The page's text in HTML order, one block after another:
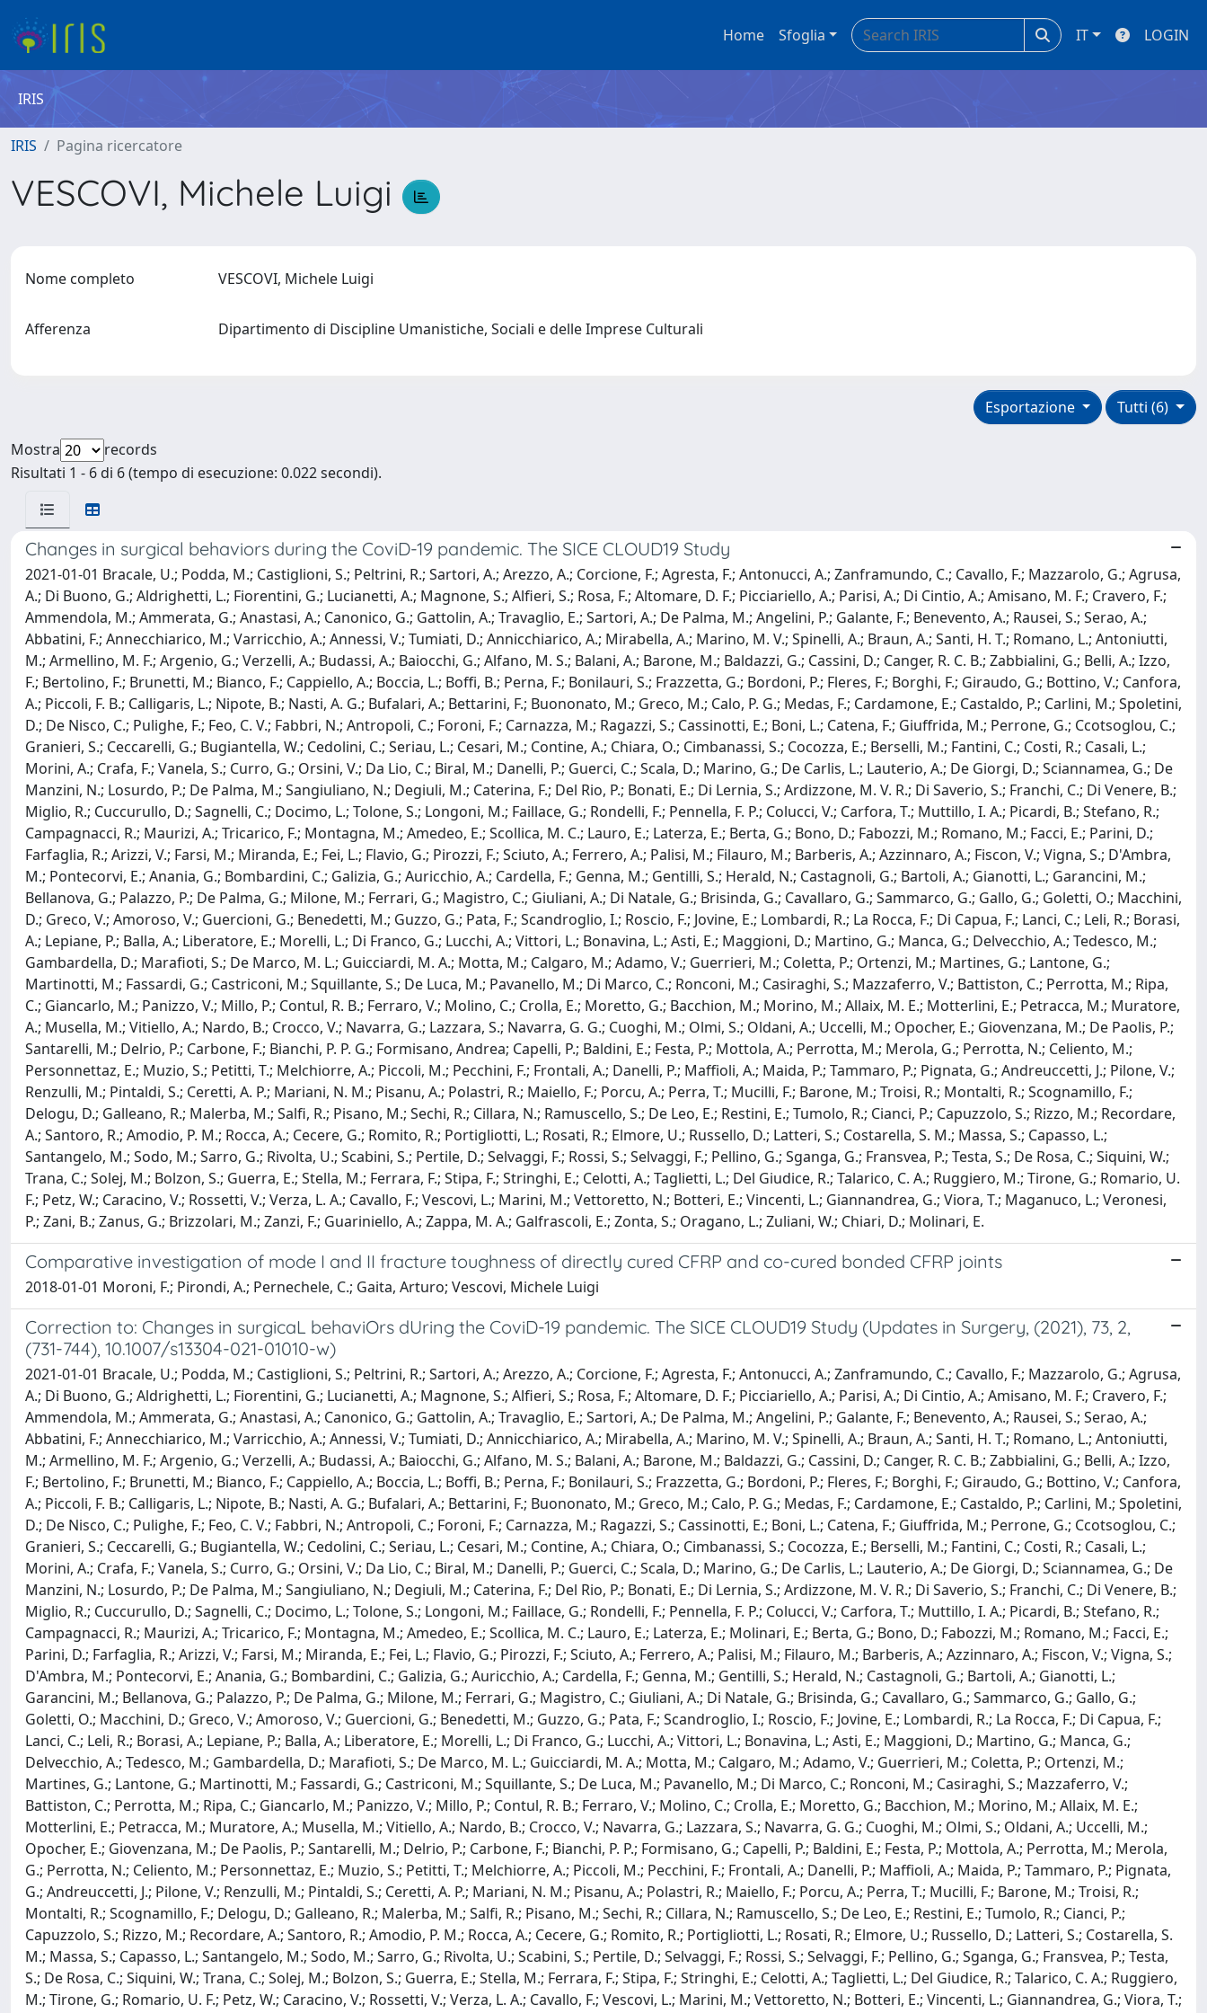
Home Sfoglia IT LOGIN
IRIS
IRIS Pagina ricercatore
VESCOVI, Michele Luigi
Nome completo VESCOVI, Michele Luigi
Afferenza Dipartimento di Discipline Umanistiche, Sociali e delle Imprese Culturali
Tutti (6)
Esportazione
Mostra
records
Risultati 1 - 6 di 6 (tempo di esecuzione: 0.022 secondi).
Changes in surgical behaviors during the CoviD-19 pandemic. The SICE CLOUD19 Study
2021-01-01 Bracale, U.; Podda, M.; Castiglioni, S.; Peltrini, R.; Sartori, A.; Arezzo, A.; Corcione, F.; Agresta, F.; Antonucci, A.; Zanframundo, C.; Cavallo, F.; Mazzarolo, G.; Agrusa,
A.; Di Buono, G.; Aldrighetti, L.; Fiorentini, G.; Lucianetti, A.; Magnone, S.; Alfieri, S.; Rosa, F.; Altomare, D. F.; Picciariello, A.; Parisi, A.; Di Cintio, A.; Amisano, M. F.; Cravero, F.;
Ammendola, M.; Ammerata, G.; Anastasi, A.; Canonico, G.; Gattolin, A.; Travaglio, E.; Sartori, A.; De Palma, M.; Angelini, P.; Galante, F.; Benevento, A.; Rausei, S.; Serao, A.;
Abbatini, F.; Annecchiarico, M.; Varricchio, A.; Annessi, V.; Tumiati, D.; Annicchiarico, A.; Mirabella, A.; Marino, M. V.; Spinelli, A.; Braun, A.; Santi, H. T.; Romano, L.; Antoniutti,
M.; Armellino, M. F.; Argenio, G.; Verzelli, A.; Budassi, A.; Baiocchi, G.; Alfano, M. S.; Balani, A.; Barone, M.; Baldazzi, G.; Cassini, D.; Canger, R. C. B.; Zabbialini, G.; Belli, A.; Izzo,
F.; Bertolino, F.; Brunetti, M.; Bianco, F.; Cappiello, A.; Boccia, L.; Boffi, B.; Perna, F.; Bonilauri, S.; Frazzetta, G.; Bordoni, P.; Fleres, F.; Borghi, F.; Giraudo, G.; Bottino, V.; Canfora,
A.; Piccoli, F. B.; Calligaris, L.; Nipote, B.; Nasti, A. G.; Bufalari, A.; Bettarini, F.; Buononato, M.; Greco, M.; Calo, P. G.; Medas, F.; Cardamone, E.; Castaldo, P.; Carlini, M.; Spoletini,
D.; De Nisco, C.; Pulighe, F.; Feo, C. V.; Fabbri, N.; Antropoli, C.; Foroni, F.; Carnazza, M.; Ragazzi, S.; Cassinotti, E.; Boni, L.; Catena, F.; Giuffrida, M.; Perrone, G.; Ccotsoglou, C.;
Granieri, S.; Ceccarelli, G.; Bugiantella, W.; Cedolini, C.; Seriau, L.; Cesari, M.; Contine, A.; Chiara, O.; Cimbanassi, S.; Cocozza, E.; Berselli, M.; Fantini, C.; Costi, R.; Casali, L.;
Morini, A.; Crafa, F.; Vanela, S.; Curro, G.; Orsini, V.; Da Lio, C.; Biral, M.; Danelli, P.; Guerci, C.; Scala, D.; Marino, G.; De Carlis, L.; Lauterio, A.; De Giorgi, D.; Sciannamea, G.; De
Manzini, N.; Losurdo, P.; De Palma, M.; Sangiuliano, N.; Degiuli, M.; Caterina, F.; Del Rio, P.; Bonati, E.; Di Lernia, S.; Ardizzone, M. V. R.; Di Saverio, S.; Franchi, C.; Di Venere, B.;
Miglio, R.; Cuccurullo, D.; Sagnelli, C.; Docimo, L.; Tolone, S.; Longoni, M.; Faillace, G.; Rondelli, F.; Pennella, F. P.; Colucci, V.; Carfora, T.; Muttillo, I. A.; Picardi, B.; Stefano, R.;
Campagnacci, R.; Maurizi, A.; Tricarico, F.; Montagna, M.; Amedeo, E.; Scollica, M. C.; Lauro, E.; Laterza, E.; Berta, G.; Bono, D.; Fabozzi, M.; Romano, M.; Facci, E.; Parini, D.;
Farfaglia, R.; Arizzi, V.; Farsi, M.; Miranda, E.; Fei, L.; Flavio, G.; Pirozzi, F.; Sciuto, A.; Ferrero, A.; Palisi, M.; Filauro, M.; Barberis, A.; Azzinnaro, A.; Fiscon, V.; Vigna, S.; D'Ambra,
M.; Pontecorvi, E.; Anania, G.; Bombardini, C.; Galizia, G.; Auricchio, A.; Cardella, F.; Genna, M.; Gentilli, S.; Herald, N.; Castagnoli, G.; Bartoli, A.; Gianotti, L.; Garancini, M.;
Bellanova, G.; Palazzo, P.; De Palma, G.; Milone, M.; Ferrari, G.; Magistro, C.; Giuliani, A.; Di Natale, G.; Brisinda, G.; Cavallaro, G.; Sammarco, G.; Gallo, G.; Goletti, O.; Macchini,
D.; Greco, V.; Amoroso, V.; Guercioni, G.; Benedetti, M.; Guzzo, G.; Pata, F.; Scandroglio, I.; Roscio, F.; Jovine, E.; Lombardi, R.; La Rocca, F.; Di Capua, F.; Lanci, C.; Leli, R.; Borasi,
A.; Lepiane, P.; Balla, A.; Liberatore, E.; Morelli, L.; Di Franco, G.; Lucchi, A.; Vittori, L.; Bonavina, L.; Asti, E.; Maggioni, D.; Martino, G.; Manca, G.; Delvecchio, A.; Tedesco, M.;
Gambardella, D.; Marafioti, S.; De Marco, M. L.; Guicciardi, M. A.; Motta, M.; Calgaro, M.; Adamo, V.; Guerrieri, M.; Coletta, P.; Ortenzi, M.; Martines, G.; Lantone, G.;
Martinotti, M.; Fassardi, G.; Castriconi, M.; Squillante, S.; De Luca, M.; Pavanello, M.; Di Marco, C.; Ronconi, M.; Casiraghi, S.; Mazzaferro, V.; Battiston, C.; Perrotta, M.; Ripa,
C.; Giancarlo, M.; Panizzo, V.; Millo, P.; Contul, R. B.; Ferraro, V.; Molino, C.; Crolla, E.; Moretto, G.; Bacchion, M.; Morino, M.; Allaix, M. E.; Motterlini, E.; Petracca, M.; Muratore,
A.; Musella, M.; Vitiello, A.; Nardo, B.; Crocco, V.; Navarra, G.; Lazzara, S.; Navarra, G. G.; Cuoghi, M.; Olmi, S.; Oldani, A.; Uccelli, M.; Opocher, E.; Giovenzana, M.; De Paolis, P.;
Santarelli, M.; Delrio, P.; Carbone, F.; Bianchi, P. P. G.; Formisano, Andrea; Capelli, P.; Baldini, E.; Festa, P.; Mottola, A.; Perrotta, M.; Merola, G.; Perrotta, N.; Celiento, M.;
Personnettaz, E.; Muzio, S.; Petitti, T.; Melchiorre, A.; Piccoli, M.; Pecchini, F.; Frontali, A.; Danelli, P.; Maffioli, A.; Maida, P.; Tammaro, P.; Pignata, G.; Andreuccetti, J.; Pilone, V.;
Renzulli, M.; Pintaldi, S.; Ceretti, A. P.; Mariani, N. M.; Pisanu, A.; Polastri, R.; Maiello, F.; Porcu, A.; Perra, T.; Mucilli, F.; Barone, M.; Troisi, R.; Montalti, R.; Scognamillo, F.;
Delogu, D.; Galleano, R.; Malerba, M.; Salfi, R.; Pisano, M.; Sechi, R.; Cillara, N.; Ramuscello, S.; De Leo, E.; Restini, E.; Tumolo, R.; Cianci, P.; Capuzzolo, S.; Rizzo, M.; Recordare,
A.; Santoro, R.; Amodio, P. M.; Rocca, A.; Cecere, G.; Romito, R.; Portigliotti, L.; Rosati, R.; Elmore, U.; Russello, D.; Latteri, S.; Costarella, S. M.; Massa, S.; Capasso, L.;
Santangelo, M.; Sodo, M.; Sarro, G.; Rivolta, U.; Scabini, S.; Pertile, D.; Selvaggi, F.; Rossi, S.; Selvaggi, F.; Pellino, G.; Sganga, G.; Fransvea, P.; Testa, S.; De Rosa, C.; Siquini, W.;
Trana, C.; Solej, M.; Bolzon, S.; Guerra, E.; Stella, M.; Ferrara, F.; Stipa, F.; Stringhi, E.; Celotti, A.; Taglietti, L.; Del Giudice, R.; Talarico, C. A.; Ruggiero, M.; Tirone, G.; Romario, U.
F.; Petz, W.; Caracino, V.; Rossetti, V.; Verza, L. A.; Cavallo, F.; Vescovi, L.; Marini, M.; Vettoretto, N.; Botteri, E.; Vincenti, L.; Giannandrea, G.; Viora, T.; Maganuco, L.; Veronesi,
P.; Zani, B.; Zanus, G.; Brizzolari, M.; Zanzi, F.; Guariniello, A.; Zappa, M. A.; Galfrascoli, E.; Zonta, S.; Oragano, L.; Zuliani, W.; Chiari, D.; Molinari, E.
Comparative investigation of mode I and II fracture toughness of directly cured CFRP and co-cured bonded CFRP joints
2018-01-01 Moroni, F.; Pirondi, A.; Pernechele, C.; Gaita, Arturo; Vescovi, Michele Luigi
Correction to: Changes in surgicaL behaviOrs dUring the CoviD-19 pandemic. The SICE CLOUD19 Study (Updates in Surgery, (2021), 73, 2,
(731-744), 10.1007/s13304-021-01010-w)
2021-01-01 Bracale, U.; Podda, M.; Castiglioni, S.; Peltrini, R.; Sartori, A.; Arezzo, A.; Corcione, F.; Agresta, F.; Antonucci, A.; Zanframundo, C.; Cavallo, F.; Mazzarolo, G.; Agrusa,
A.; Di Buono, G.; Aldrighetti, L.; Fiorentini, G.; Lucianetti, A.; Magnone, S.; Alfieri, S.; Rosa, F.; Altomare, D. F.; Picciariello, A.; Parisi, A.; Di Cintio, A.; Amisano, M. F.; Cravero, F.;
Ammendola, M.; Ammerata, G.; Anastasi, A.; Canonico, G.; Gattolin, A.; Travaglio, E.; Sartori, A.; De Palma, M.; Angelini, P.; Galante, F.; Benevento, A.; Rausei, S.; Serao, A.;
Abbatini, F.; Annecchiarico, M.; Varricchio, A.; Annessi, V.; Tumiati, D.; Annicchiarico, A.; Mirabella, A.; Marino, M. V.; Spinelli, A.; Braun, A.; Santi, H. T.; Romano, L.; Antoniutti,
M.; Armellino, M. F.; Argenio, G.; Verzelli, A.; Budassi, A.; Baiocchi, G.; Alfano, M. S.; Balani, A.; Barone, M.; Baldazzi, G.; Cassini, D.; Canger, R. C. B.; Zabbialini, G.; Belli, A.; Izzo,
F.; Bertolino, F.; Brunetti, M.; Bianco, F.; Cappiello, A.; Boccia, L.; Boffi, B.; Perna, F.; Bonilauri, S.; Frazzetta, G.; Bordoni, P.; Fleres, F.; Borghi, F.; Giraudo, G.; Bottino, V.; Canfora,
A.; Piccoli, F. B.; Calligaris, L.; Nipote, B.; Nasti, A. G.; Bufalari, A.; Bettarini, F.; Buononato, M.; Greco, M.; Calo, P. G.; Medas, F.; Cardamone, E.; Castaldo, P.; Carlini, M.; Spoletini,
D.; De Nisco, C.; Pulighe, F.; Feo, C. V.; Fabbri, N.; Antropoli, C.; Foroni, F.; Carnazza, M.; Ragazzi, S.; Cassinotti, E.; Boni, L.; Catena, F.; Giuffrida, M.; Perrone, G.; Ccotsoglou, C.;
Granieri, S.; Ceccarelli, G.; Bugiantella, W.; Cedolini, C.; Seriau, L.; Cesari, M.; Contine, A.; Chiara, O.; Cimbanassi, S.; Cocozza, E.; Berselli, M.; Fantini, C.; Costi, R.; Casali, L.;
Morini, A.; Crafa, F.; Vanela, S.; Curro, G.; Orsini, V.; Da Lio, C.; Biral, M.; Danelli, P.; Guerci, C.; Scala, D.; Marino, G.; De Carlis, L.; Lauterio, A.; De Giorgi, D.; Sciannamea, G.; De
Manzini, N.; Losurdo, P.; De Palma, M.; Sangiuliano, N.; Degiuli, M.; Caterina, F.; Del Rio, P.; Bonati, E.; Di Lernia, S.; Ardizzone, M. V. R.; Di Saverio, S.; Franchi, C.; Di Venere, B.;
Miglio, R.; Cuccurullo, D.; Sagnelli, C.; Docimo, L.; Tolone, S.; Longoni, M.; Faillace, G.; Rondelli, F.; Pennella, F. P.; Colucci, V.; Carfora, T.; Muttillo, I. A.; Picardi, B.; Stefano, R.;
Campagnacci, R.; Maurizi, A.; Tricarico, F.; Montagna, M.; Amedeo, E.; Scollica, M. C.; Lauro, E.; Laterza, E.; Molinari, E.; Berta, G.; Bono, D.; Fabozzi, M.; Romano, M.; Facci, E.;
Parini, D.; Farfaglia, R.; Arizzi, V.; Farsi, M.; Miranda, E.; Fei, L.; Flavio, G.; Pirozzi, F.; Sciuto, A.; Ferrero, A.; Palisi, M.; Filauro, M.; Barberis, A.; Azzinnaro, A.; Fiscon, V.; Vigna, S.;
D'Ambra, M.; Pontecorvi, E.; Anania, G.; Bombardini, C.; Galizia, G.; Auricchio, A.; Cardella, F.; Genna, M.; Gentilli, S.; Herald, N.; Castagnoli, G.; Bartoli, A.; Gianotti, L.;
Garancini, M.; Bellanova, G.; Palazzo, P.; De Palma, G.; Milone, M.; Ferrari, G.; Magistro, C.; Giuliani, A.; Di Natale, G.; Brisinda, G.; Cavallaro, G.; Sammarco, G.; Gallo, G.;
Goletti, O.; Macchini, D.; Greco, V.; Amoroso, V.; Guercioni, G.; Benedetti, M.; Guzzo, G.; Pata, F.; Scandroglio, I.; Roscio, F.; Jovine, E.; Lombardi, R.; La Rocca, F.; Di Capua, F.;
Lanci, C.; Leli, R.; Borasi, A.; Lepiane, P.; Balla, A.; Liberatore, E.; Morelli, L.; Di Franco, G.; Lucchi, A.; Vittori, L.; Bonavina, L.; Asti, E.; Maggioni, D.; Martino, G.; Manca, G.;
Delvecchio, A.; Tedesco, M.; Gambardella, D.; Marafioti, S.; De Marco, M. L.; Guicciardi, M. A.; Motta, M.; Calgaro, M.; Adamo, V.; Guerrieri, M.; Coletta, P.; Ortenzi, M.;
Martines, G.; Lantone, G.; Martinotti, M.; Fassardi, G.; Castriconi, M.; Squillante, S.; De Luca, M.; Pavanello, M.; Di Marco, C.; Ronconi, M.; Casiraghi, S.; Mazzaferro, V.;
Battiston, C.; Perrotta, M.; Ripa, C.; Giancarlo, M.; Panizzo, V.; Millo, P.; Contul, R. B.; Ferraro, V.; Molino, C.; Crolla, E.; Moretto, G.; Bacchion, M.; Morino, M.; Allaix, M. E.;
Motterlini, E.; Petracca, M.; Muratore, A.; Musella, M.; Vitiello, A.; Nardo, B.; Crocco, V.; Navarra, G.; Lazzara, S.; Navarra, G. G.; Cuoghi, M.; Olmi, S.; Oldani, A.; Uccelli, M.;
Opocher, E.; Giovenzana, M.; De Paolis, P.; Santarelli, M.; Delrio, P.; Carbone, F.; Bianchi, P. P.; Formisano, G.; Capelli, P.; Baldini, E.; Festa, P.; Mottola, A.; Perrotta, M.; Merola,
G.; Perrotta, N.; Celiento, M.; Personnettaz, E.; Muzio, S.; Petitti, T.; Melchiorre, A.; Piccoli, M.; Pecchini, F.; Frontali, A.; Danelli, P.; Maffioli, A.; Maida, P.; Tammaro, P.; Pignata,
G.; Andreuccetti, J.; Pilone, V.; Renzulli, M.; Pintaldi, S.; Ceretti, A. P.; Mariani, N. M.; Pisanu, A.; Polastri, R.; Maiello, F.; Porcu, A.; Perra, T.; Mucilli, F.; Barone, M.; Troisi, R.;
Montalti, R.; Scognamillo, F.; Delogu, D.; Galleano, R.; Malerba, M.; Salfi, R.; Pisano, M.; Sechi, R.; Cillara, N.; Ramuscello, S.; De Leo, E.; Restini, E.; Tumolo, R.; Cianci, P.;
Capuzzolo, S.; Rizzo, M.; Recordare, A.; Santoro, R.; Amodio, P. M.; Rocca, A.; Cecere, G.; Romito, R.; Portigliotti, L.; Rosati, R.; Elmore, U.; Russello, D.; Latteri, S.; Costarella, S.
M.; Massa, S.; Capasso, L.; Santangelo, M.; Sodo, M.; Sarro, G.; Rivolta, U.; Scabini, S.; Pertile, D.; Selvaggi, F.; Rossi, S.; Selvaggi, F.; Pellino, G.; Sganga, G.; Fransvea, P.; Testa,
S.; De Rosa, C.; Siquini, W.; Trana, C.; Solej, M.; Bolzon, S.; Guerra, E.; Stella, M.; Ferrara, F.; Stipa, F.; Stringhi, E.; Celotti, A.; Taglietti, L.; Del Giudice, R.; Talarico, C. A.; Ruggiero,
M.; Tirone, G.; Romario, U. F.; Petz, W.; Caracino, V.; Rossetti, V.; Verza, L. A.; Cavallo, F.; Vescovi, L.; Marini, M.; Vettoretto, N.; Botteri, E.; Vincenti, L.; Giannandrea, G.; Viora, T.;